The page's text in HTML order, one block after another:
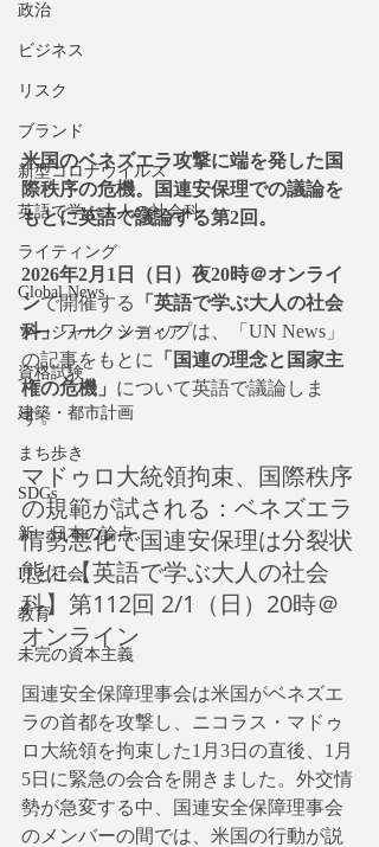
政治
ビジネス
リスク
ブランド
新型コロナウイルス
英語で学ぶ大人の社会科
ライティング
Global News
ソーシャル・メディア
資格試験
建築・都市計画
まち歩き
SDGs
新・日本の論点
ITと社会
教育
未完の資本主義
米国のベネズエラ攻撃に端を発した国
際秩序の危機。国連安保理での議論を
もとに英語で議論する第2回。
2026年2月1日（日）夜20時＠オンライ
ンで開催する
「英語で学ぶ大人の社会
科」ワークショップは、「UN News」
の記事をもとに
「国連の理念と国家主
権の危機」 について英語で議論しま
す。
マドゥロ大統領拘束、国際秩序
の規範が試される：ベネズエラ
情勢悪化で国連安保理は分裂状
態に【英語で学ぶ大人の社会
科】第112回 2/1（日）20時＠
オンライン
国連安全保障理事会は米国がベネズエ
ラの首都を攻撃し、ニコラス・マドゥ
ロ大統領を拘束した1月3日の直後、1月
5日に緊急の会合を開きました。外交情
勢が急変する中、国連安全保障理事会
のメンバーの間では、米国の行動が説